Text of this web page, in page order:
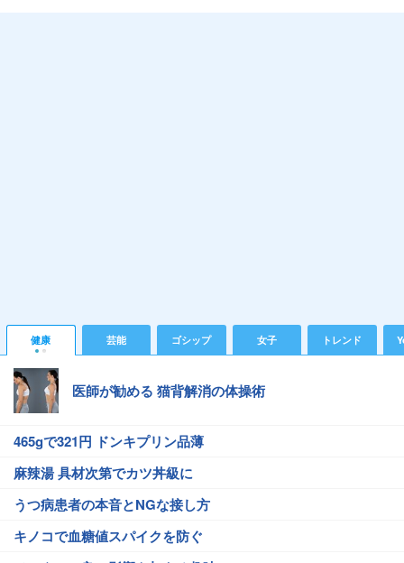
健康 芸能 ゴシップ 女子 トレンド
医師が勧める 猫背解消の体操術
465gで321円 ドンキプリン品薄
麻辣湯 具材次第でカツ丼級に
うつ病患者の本音とNGな接し方
キノコで血糖値スパイクを防ぐ